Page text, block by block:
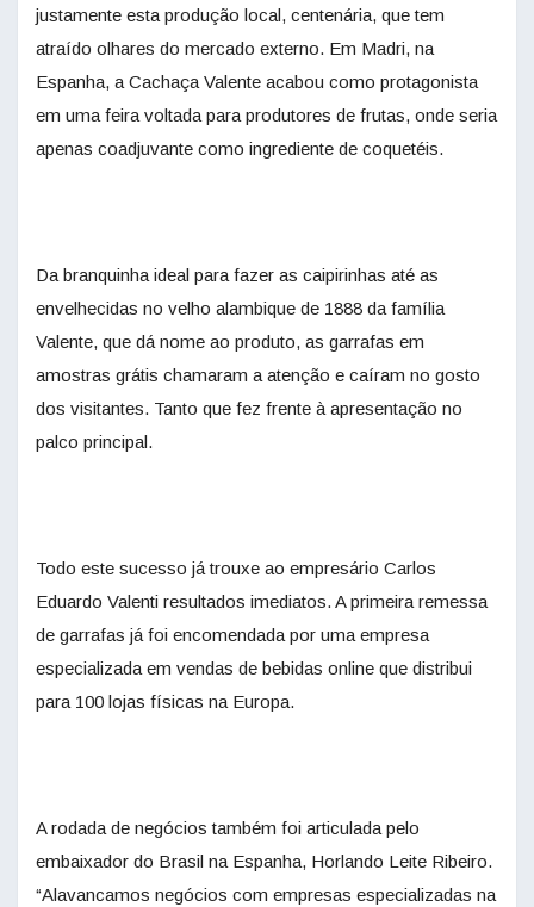
justamente esta produção local, centenária, que tem
atraído olhares do mercado externo. Em Madri, na
Espanha, a Cachaça Valente acabou como protagonista
em uma feira voltada para produtores de frutas, onde seria
apenas coadjuvante como ingrediente de coquetéis.
Da branquinha ideal para fazer as caipirinhas até as
envelhecidas no velho alambique de 1888 da família
Valente, que dá nome ao produto, as garrafas em
amostras grátis chamaram a atenção e caíram no gosto
dos visitantes. Tanto que fez frente à apresentação no
palco principal.
Todo este sucesso já trouxe ao empresário Carlos
Eduardo Valenti resultados imediatos. A primeira remessa
de garrafas já foi encomendada por uma empresa
especializada em vendas de bebidas online que distribui
para 100 lojas físicas na Europa.
A rodada de negócios também foi articulada pelo
embaixador do Brasil na Espanha, Horlando Leite Ribeiro.
“Alavancamos negócios com empresas especializadas na